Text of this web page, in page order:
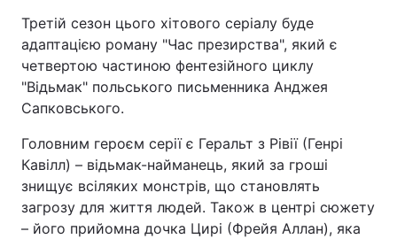
Третій сезон цього хітового серіалу буде
адаптацією роману "Час презирства", який є
четвертою частиною фентезійного циклу
"Відьмак" польського письменника Анджея
Сапковського.
Головним героєм серії є Геральт з Рівії (Генрі
Кавілл) – відьмак-найманець, який за гроші
знищує всіляких монстрів, що становлять
загрозу для життя людей. Також в центрі сюжету
– його прийомна дочка Цирі (Фрейя Аллан), яка